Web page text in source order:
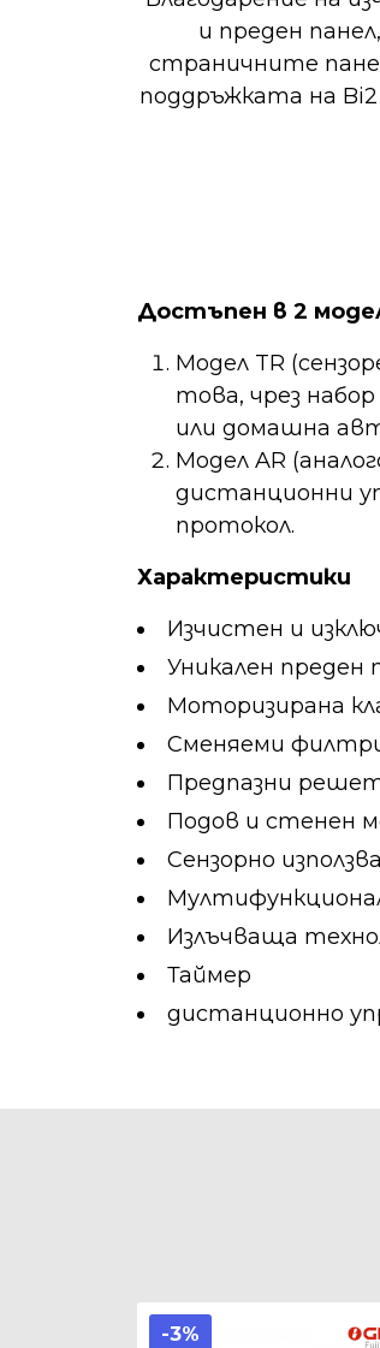
и преден
страничните
поддръжката на
Достъпен в 2
Модел TR
това, чрез
или домашна
Модел AR
дистанционни
протокол.
Характеристики
Изчистен и
Уникален
Моторизирана
Сменяеми
Предпазни
Подов и стенен
Сензорно
Излъчваща
Таймер
дистанционно
-3%